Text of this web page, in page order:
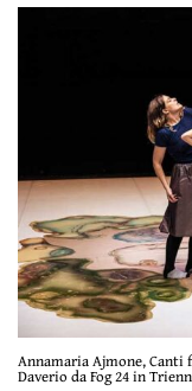
Annamaria Ajmone,
Daverio da Fog 24 in